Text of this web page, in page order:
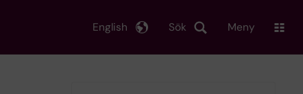
Sök
English Meny